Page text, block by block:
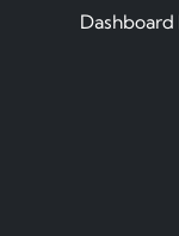
Dashboard